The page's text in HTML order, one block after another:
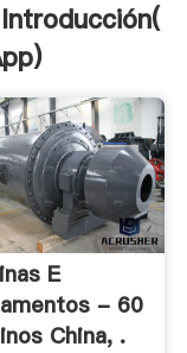
)
E
- 60
China, .